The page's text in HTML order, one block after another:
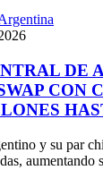
DE
CON
y su par